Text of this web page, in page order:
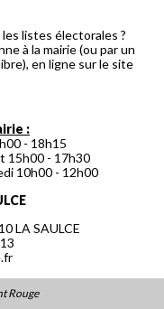
listes électorales ?
à la mairie (ou par un
en ligne sur le site
:
- 18h15
15h00 - 17h30
10h00 - 12h00
LA SAULCE
Rouge